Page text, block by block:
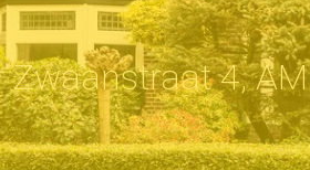
Zwaanstraat 4,